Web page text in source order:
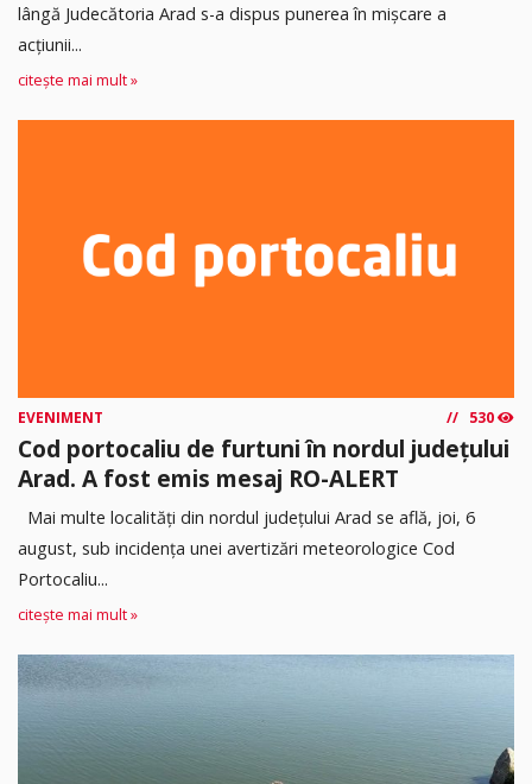
lângă Judecătoria Arad s-a dispus punerea în mişcare a
acţiunii...
citește mai mult »
EVENIMENT 530
Cod portocaliu de furtuni în nordul județului
Arad. A fost emis mesaj RO-ALERT
Mai multe localități din nordul județului Arad se află, joi, 6
august, sub incidența unei avertizări meteorologice Cod
Portocaliu...
citește mai mult »